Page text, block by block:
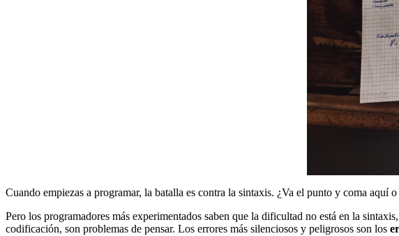
Cuando empiezas a programar, la batalla es contra la sintaxis. ¿Va el punto y coma aquí
Pero los programadores más experimentados saben que la dificultad no está en la
codificación, son problemas de pensar. Los errores más silenciosos y peligrosos son los